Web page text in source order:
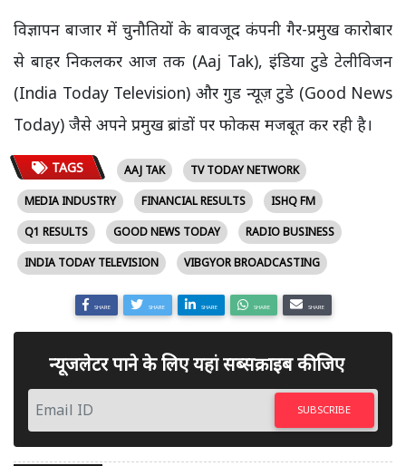
विज्ञापन बाजार में चुनौतियों के बावजूद कंपनी गैर-प्रमुख कारोबार
से बाहर निकलकर आज तक (Aaj Tak), इंडिया टुडे टेलीविजन
(India Today Television) और गुड न्यूज़ टुडे (Good News
Today) जैसे अपने प्रमुख ब्रांडों पर फोकस मजबूत कर रही है।
TAGS AAJ TAK
TV TODAY NETWORK
MEDIA INDUSTRY
FINANCIAL RESULTS
ISHQ FM
Q1 RESULTS
GOOD NEWS TODAY
RADIO BUSINESS
INDIA TODAY TELEVISION
VIBGYOR BROADCASTING
SHARE SHARE SHARE SHARE SHARE
न्यूजलेटर पाने के लिए यहां सब्सक्राइब कीजिए
SUBSCRIBE